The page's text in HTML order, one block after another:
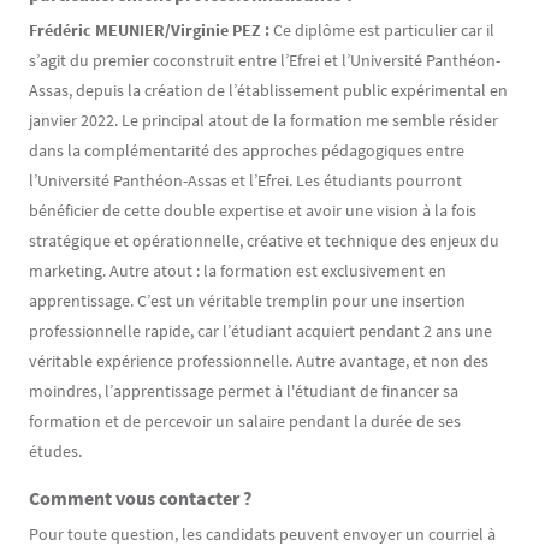
Frédéric MEUNIER/Virginie PEZ :Ce diplôme est particulier car il
s’agit du premier coconstruit entre l’Efrei et l’Université Panthéon-
Assas, depuis la création de l’établissement public expérimental en
janvier 2022. Le principal atout de la formation me semble résider
dans la complémentarité des approches pédagogiques entre
l’Université Panthéon-Assas et l’Efrei. Les étudiants pourront
bénéficier de cette double expertise et avoir une vision à la fois
stratégique et opérationnelle, créative et technique des enjeux du
marketing. Autre atout : la formation est exclusivement en
apprentissage. C’est un véritable tremplin pour une insertion
professionnelle rapide, car l’étudiant acquiert pendant 2 ans une
véritable expérience professionnelle. Autre avantage, et non des
moindres, l’apprentissage permet à l'étudiant de financer sa
formation et de percevoir un salaire pendant la durée de ses
études.
Comment vous contacter ?
Pour toute question, les candidats peuvent envoyer un courriel à